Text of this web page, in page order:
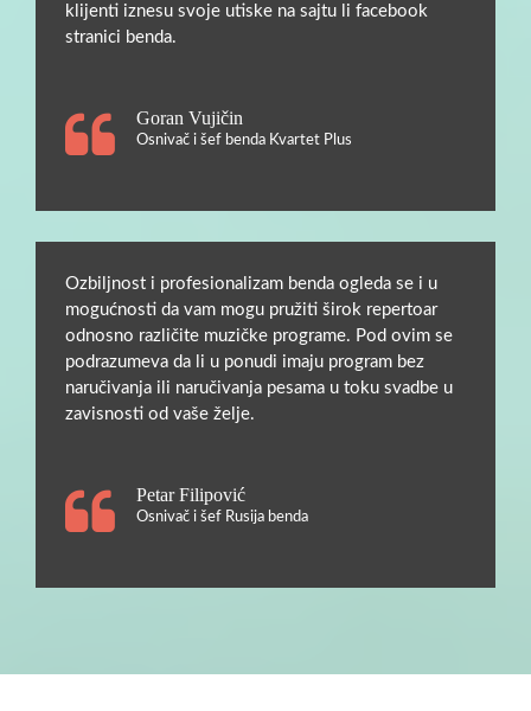
klijenti iznesu svoje utiske na sajtu li facebook
stranici benda.
Goran Vujičin
Osnivač i šef benda Kvartet Plus
Ozbiljnost i profesionalizam benda ogleda se i u
mogućnosti da vam mogu pružiti širok repertoar
odnosno različite muzičke programe. Pod ovim se
podrazumeva da li u ponudi imaju program bez
naručivanja ili naručivanja pesama u toku svadbe u
zavisnosti od vaše želje.
Petar Filipović
Osnivač i šef Rusija benda